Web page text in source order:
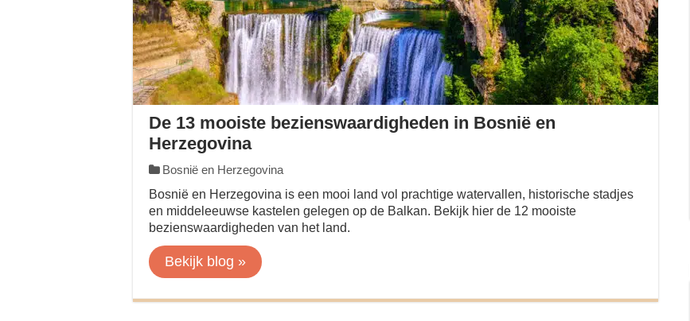
De 13 mooiste bezienswaardigheden in Bosnië en
Herzegovina
Bosnië en Herzegovina
Bosnië en Herzegovina is een mooi land vol prachtige watervallen, historische stadjes
en middeleeuwse kastelen gelegen op de Balkan. Bekijk hier de 12 mooiste
bezienswaardigheden van het land.
Bekijk blog »